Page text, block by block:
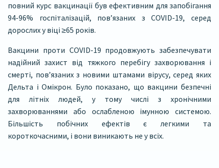
повний курс вакцинації був ефективним для запобігання
94-96% госпіталізацій, пов’язаних з COVID-19, серед
дорослих у віці ≥65 років.
Вакцини проти COVID-19 продовжують забезпечувати
надійний захист від тяжкого перебігу захворювання і
смерті, пов’язаних з новими штамами вірусу, серед яких
Дельта і Омікрон. Було показано, що вакцини безпечні
для літніх людей, у тому числі з хронічними
захворюваннями або ослабленою імунною системою.
Більшість побічних ефектів є легкими та
короткочасними, і вони виникають не у всіх.